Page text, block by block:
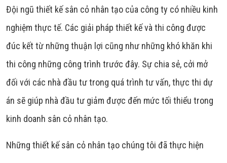
Đội ngũ thiết kế sân cỏ nhân tạo của công ty có nhiều kinh
nghiệm thực tế. Các giải pháp thiết kế và thi công được
đúc kết từ những thuận lợi cũng như những khó khăn khi
thi công những công trình trước đây. Sự chia sẻ, cởi mở
đối với các nhà đầu tư trong quá trình tư vấn, thực thi dự
án sẽ giúp nhà đầu tư giảm được đến mức tối thiểu trong
kinh doanh sân cỏ nhân tạo.
Những thiết kế sân cỏ nhân tạo chúng tôi đã thực hiện